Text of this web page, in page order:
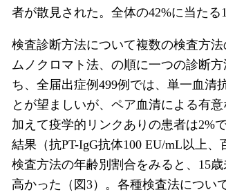
者が散見された。全体の42%に当たる
検査診断方法について複数の検査方
ムノクロマト法、の順に一つの診断
ち、全届出症例499例では、単一血清
とが望ましいが、ペア血清による有
加えて疫学的リンクありの患者は2%
結果（抗PT-IgG抗体100 EU/mL以上
検査方法の年齢別割合をみると、15
高かった（図3）。各種検査法につい